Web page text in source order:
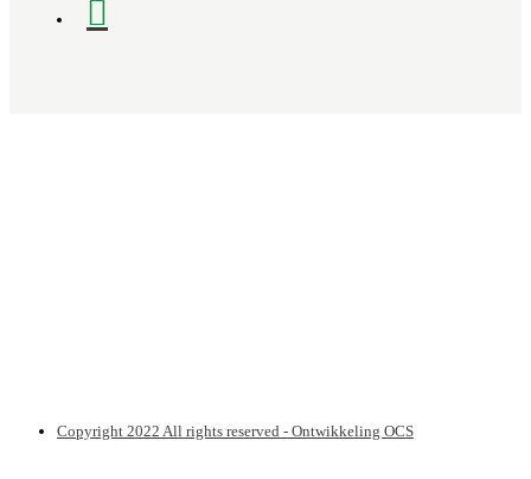
Copyright 2022 All rights reserved - Ontwikkeling OCS